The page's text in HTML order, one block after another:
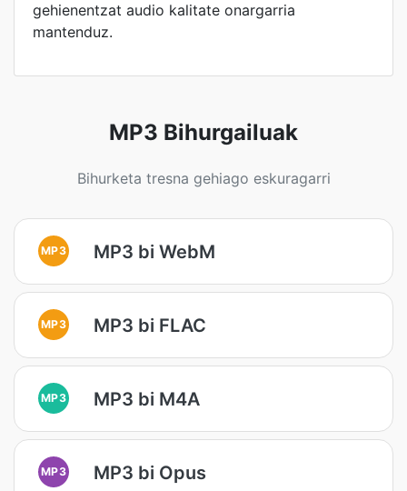
gehienentzat audio kalitate onargarria
mantenduz.
MP3 Bihurgailuak
Bihurketa tresna gehiago eskuragarri
MP3 MP3 bi WebM
MP3 MP3 bi FLAC
MP3 MP3 bi M4A
MP3 MP3 bi Opus